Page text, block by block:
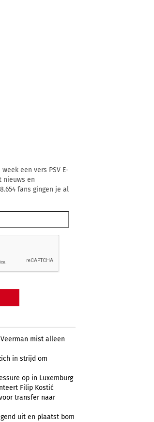
een vers PSV E-
nieuws en
fans gingen je al
mist alleen
in strijd om
op in Luxemburg
Filip Kostić
transfer naar
uit en plaatst bom